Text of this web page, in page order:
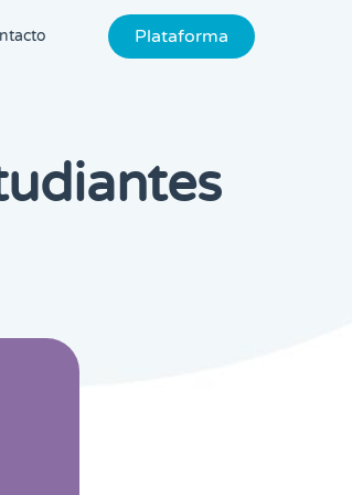
Plataforma